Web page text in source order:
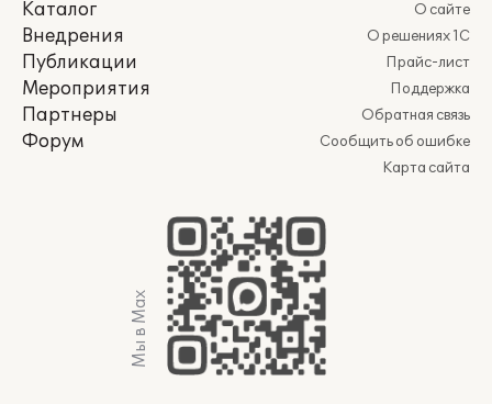
Каталог
Внедрения
Публикации
Мероприятия
Партнеры
Форум
О сайте
О решениях 1С
Прайс-лист
Поддержка
Обратная связь
Сообщить об ошибке
Карта сайта
Мы в Max